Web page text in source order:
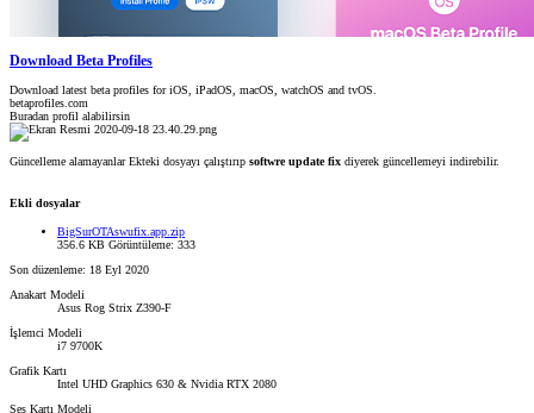
Download Beta Profiles
Download latest beta profiles for iOS, iPadOS, macOS, watchOS and tvOS.
betaprofiles.com
Buradan profil alabilirsin
Güncelleme alamayanlar Ekteki dosyayı çalıştırıp softwre update fix diyerek güncellemeyi indirebilir.
Ekli dosyalar
BigSurOTAswufix.app.zip
356.6 KB Görüntüleme: 333
Son düzenleme: 18 Eyl 2020
Anakart Modeli
Asus Rog Strix Z390-F
İşlemci Modeli
i7 9700K
Grafik Kartı
Intel UHD Graphics 630 & Nvidia RTX 2080
Ses Kartı Modeli